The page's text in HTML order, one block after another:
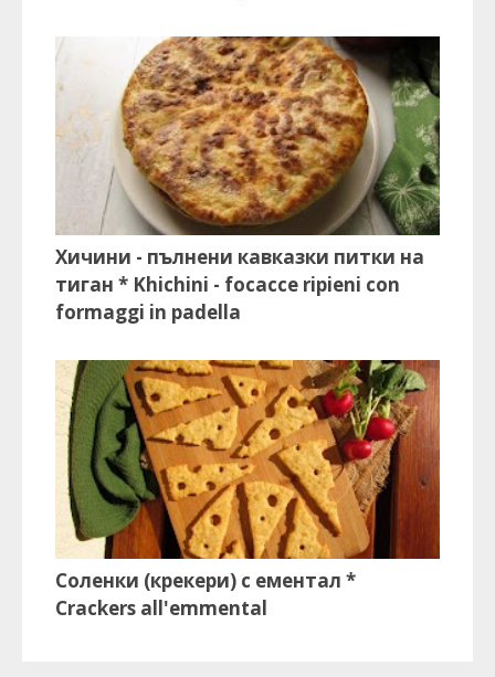
Хичини - пълнени кавказки питки на
тиган * Khichini - focacce ripieni con
formaggi in padella
Соленки (крекери) с ементал *
Crackers all'emmental